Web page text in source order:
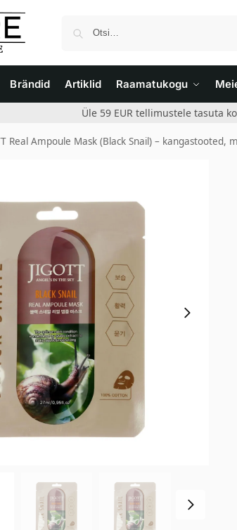
Brändid Artiklid Raamatukogu
Üle 59 EUR tellimustele tasuta
Real Ampoule Mask (Black Snail) – kangastooted,